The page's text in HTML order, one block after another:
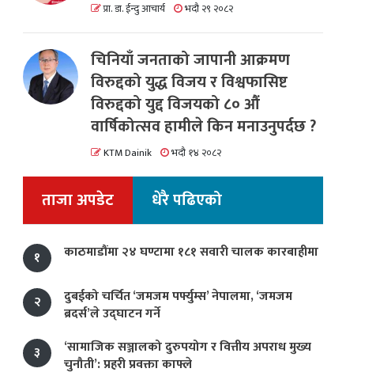
प्रा. डा. ईन्दु आचार्य भदौ २९ २०८२
चिनियाँ जनताको जापानी आक्रमण
विरुद्दको युद्ध विजय र विश्वफासिष्ट
विरुद्दको युद्द विजयको ८० औं
वार्षिकोत्सव हामीले किन मनाउनुपर्दछ ?
KTM Dainik भदौ १४ २०८२
ताजा अपडेट धेरै पढिएको
१ काठमाडौंमा २४ घण्टामा १८१ सवारी चालक कारबाहीमा
२
दुबईको चर्चित ‘जमजम पर्फ्युम्स’ नेपालमा, ‘जमजम
ब्रदर्स’ले उद्घाटन गर्ने
३
‘सामाजिक सञ्जालको दुरुपयोग र वित्तीय अपराध मुख्य
चुनौती’: प्रहरी प्रवक्ता काफ्ले